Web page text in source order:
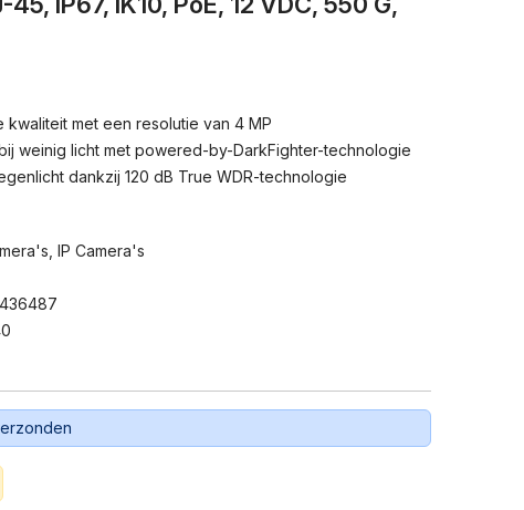
met een resolutie van 4 MP
weinig licht met powered-by-DarkFighter-technologie
dankzij 120 dB True WDR-technologie
IP Camera's